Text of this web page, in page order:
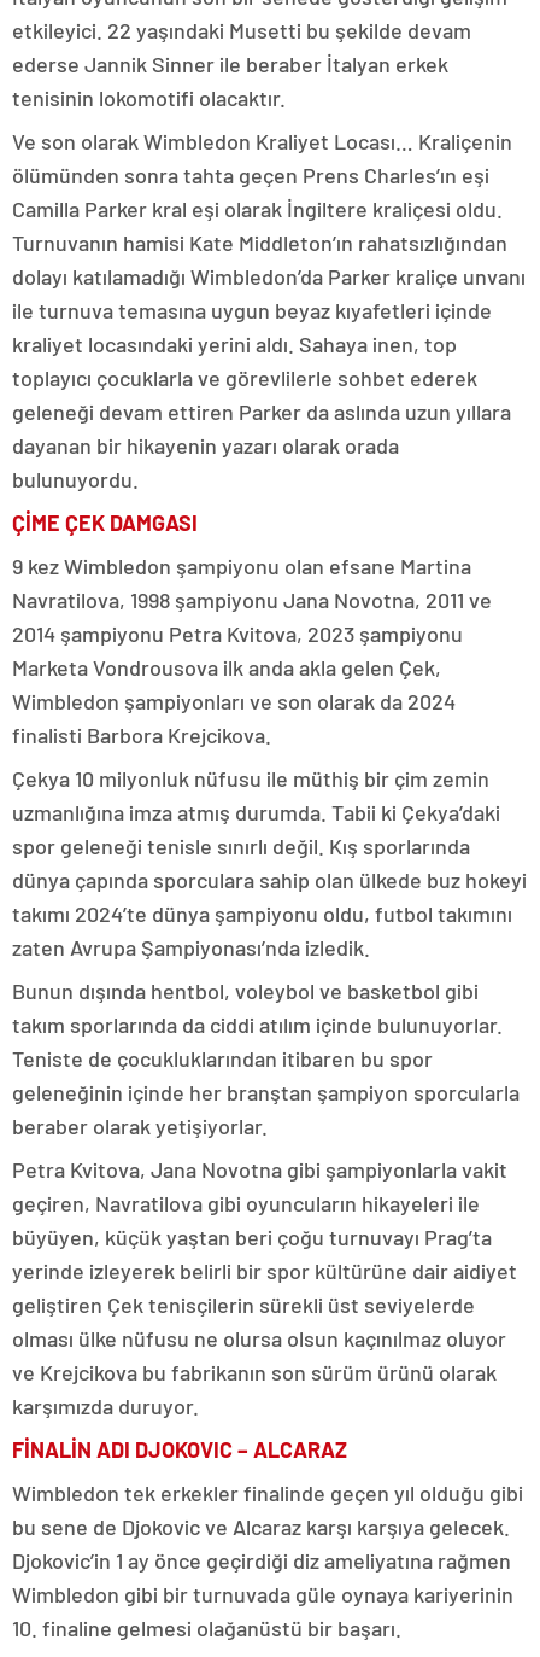
etkileyici. 22 yaşındaki Musetti bu şekilde devam
ederse Jannik Sinner ile beraber İtalyan erkek
tenisinin lokomotifi olacaktır.
Ve son olarak Wimbledon Kraliyet Locası… Kraliçenin
ölümünden sonra tahta geçen Prens Charles’ın eşi
Camilla Parker kral eşi olarak İngiltere kraliçesi oldu.
Turnuvanın hamisi Kate Middleton’ın rahatsızlığından
dolayı katılamadığı Wimbledon’da Parker kraliçe unvanı
ile turnuva temasına uygun beyaz kıyafetleri içinde
kraliyet locasındaki yerini aldı. Sahaya inen, top
toplayıcı çocuklarla ve görevlilerle sohbet ederek
geleneği devam ettiren Parker da aslında uzun yıllara
dayanan bir hikayenin yazarı olarak orada
bulunuyordu.
ÇİME ÇEK DAMGASI
9 kez Wimbledon şampiyonu olan efsane Martina
Navratilova, 1998 şampiyonu Jana Novotna, 2011 ve
2014 şampiyonu Petra Kvitova, 2023 şampiyonu
Marketa Vondrousova ilk anda akla gelen Çek,
Wimbledon şampiyonları ve son olarak da 2024
finalisti Barbora Krejcikova.
Çekya 10 milyonluk nüfusu ile müthiş bir çim zemin
uzmanlığına imza atmış durumda. Tabii ki Çekya’daki
spor geleneği tenisle sınırlı değil. Kış sporlarında
dünya çapında sporculara sahip olan ülkede buz hokeyi
takımı 2024’te dünya şampiyonu oldu, futbol takımını
zaten Avrupa Şampiyonası’nda izledik.
Bunun dışında hentbol, voleybol ve basketbol gibi
takım sporlarında da ciddi atılım içinde bulunuyorlar.
Teniste de çocukluklarından itibaren bu spor
geleneğinin içinde her branştan şampiyon sporcularla
beraber olarak yetişiyorlar.
Petra Kvitova, Jana Novotna gibi şampiyonlarla vakit
geçiren, Navratilova gibi oyuncuların hikayeleri ile
büyüyen, küçük yaştan beri çoğu turnuvayı Prag’ta
yerinde izleyerek belirli bir spor kültürüne dair aidiyet
geliştiren Çek tenisçilerin sürekli üst seviyelerde
olması ülke nüfusu ne olursa olsun kaçınılmaz oluyor
ve Krejcikova bu fabrikanın son sürüm ürünü olarak
karşımızda duruyor.
FİNALİN ADI DJOKOVIC – ALCARAZ
Wimbledon tek erkekler finalinde geçen yıl olduğu gibi
bu sene de Djokovic ve Alcaraz karşı karşıya gelecek.
Djokovic’in 1 ay önce geçirdiği diz ameliyatına rağmen
Wimbledon gibi bir turnuvada güle oynaya kariyerinin
10. finaline gelmesi olağanüstü bir başarı.